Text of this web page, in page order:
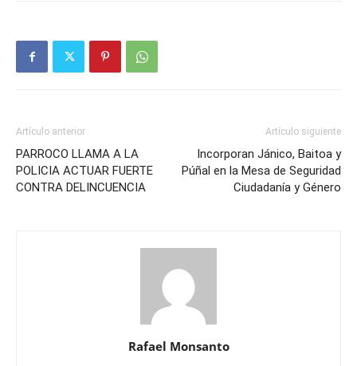
Artículo anterior
PARROCO LLAMA A LA
POLICIA ACTUAR FUERTE
CONTRA DELINCUENCIA
Artículo siguiente
Incorporan Jánico, Baitoa y
Púñal en la Mesa de Seguridad
Ciudadanía y Género
Rafael Monsanto